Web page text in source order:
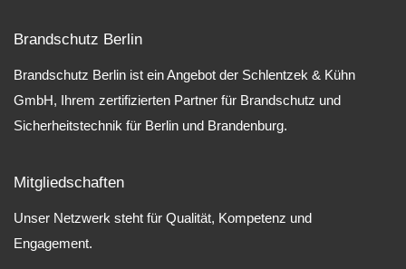
Brandschutz Berlin
Brandschutz Berlin ist ein Angebot der Schlentzek & Kühn
GmbH, Ihrem zertifizierten Partner für Brandschutz und
Sicherheitstechnik für Berlin und Brandenburg.
Mitgliedschaften
Unser Netzwerk steht für Qualität, Kompetenz und
Engagement.